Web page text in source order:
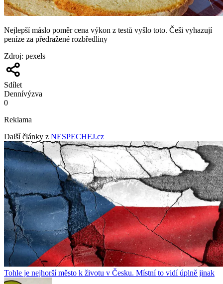
Nejlepší máslo poměr cena výkon z testů vyšlo toto. Češi vyhazují
peníze za předražené rozbředliny
Zdroj: pexels
Sdílet
Dennívýzva
0
Reklama
Další články z NESPECHEJ.cz
Tohle je nejhorší město k životu v Česku. Místní to vidí úplně jinak